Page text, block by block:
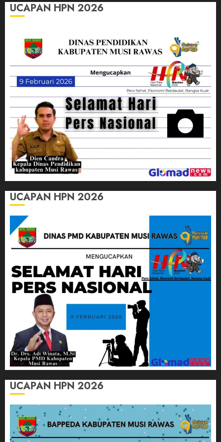
UCAPAN HPN 2026
UCAPAN HPN 2026
UCAPAN HPN 2026